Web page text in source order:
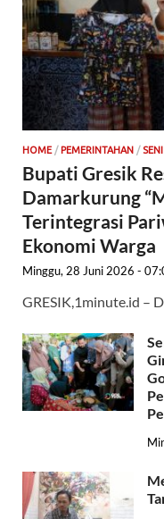
HOME/ PEMERINTAHAN /
Bupati Gresik
Damarkurung
Terintegrasi
Ekonomi Warga
Minggu, 28 Juni 2026 -
GRESIK,1minute.id –